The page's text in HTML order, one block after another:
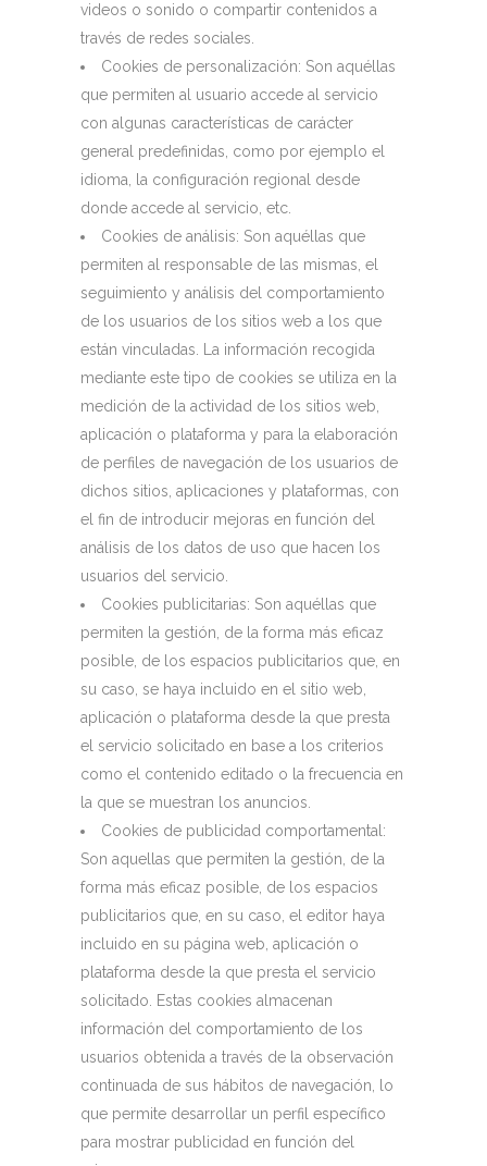
videos o sonido o compartir contenidos a
través de redes sociales.
Cookies de personalización: Son aquéllas
que permiten al usuario accede al servicio
con algunas características de carácter
general predefinidas, como por ejemplo el
idioma, la configuración regional desde
donde accede al servicio, etc.
Cookies de análisis: Son aquéllas que
permiten al responsable de las mismas, el
seguimiento y análisis del comportamiento
de los usuarios de los sitios web a los que
están vinculadas. La información recogida
mediante este tipo de cookies se utiliza en la
medición de la actividad de los sitios web,
aplicación o plataforma y para la elaboración
de perfiles de navegación de los usuarios de
dichos sitios, aplicaciones y plataformas, con
el fin de introducir mejoras en función del
análisis de los datos de uso que hacen los
usuarios del servicio.
Cookies publicitarias: Son aquéllas que
permiten la gestión, de la forma más eficaz
posible, de los espacios publicitarios que, en
su caso, se haya incluido en el sitio web,
aplicación o plataforma desde la que presta
el servicio solicitado en base a los criterios
como el contenido editado o la frecuencia en
la que se muestran los anuncios.
Cookies de publicidad comportamental:
Son aquellas que permiten la gestión, de la
forma más eficaz posible, de los espacios
publicitarios que, en su caso, el editor haya
incluido en su página web, aplicación o
plataforma desde la que presta el servicio
solicitado. Estas cookies almacenan
información del comportamiento de los
usuarios obtenida a través de la observación
continuada de sus hábitos de navegación, lo
que permite desarrollar un perfil específico
para mostrar publicidad en función del